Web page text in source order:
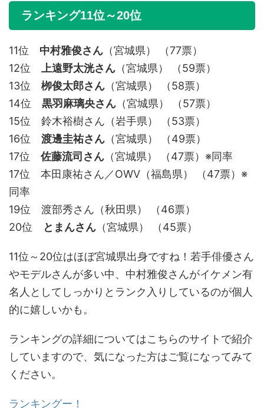
ランキング11位～20位
11位 中村雅俊さん （宮城県） （77票）
12位
上遠野太洸さん （宮城県） （59票）
13位 栁俊太郎さん （宮城県） （58票）
14位 黒羽麻璃央さん （宮城県） （57票）
15位 鈴木裕樹さん（岩手県） （53票）
16位 渡邊圭祐さん （宮城県） （49票）
17位 佐藤流司さん （宮城県） （47票）※同率
17位 本田康祐さん／OWV（福島県） （47票）※
同率
19位 渡部秀さん（秋田県） （46票）
20位
とまんさん （宮城県） （45票）
11位～20位はほぼ宮城県出身ですね！若手俳優さん
やモデルさんが多い中、中村雅俊さんがイケメン有
名人としてしっかりとランク入りしているのが個人
的に嬉しいかも。
ランキングの詳細についてはこちらのサイトで紹介
していますので、気になった方はご覧になってみて
ください。
ランキングー！